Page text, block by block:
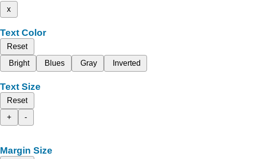
x
Text Color
Reset
Bright
Blues Gray Inverted
Text Size
Reset
+
-
Margin Size